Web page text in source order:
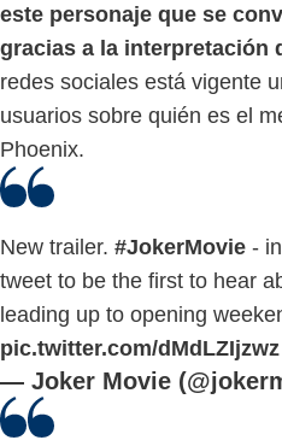
este personaje que se
gracias a la interpretación
redes sociales está vigente
usuarios sobre quién es el
Phoenix.
New trailer. #JokerMovie -
tweet to be the first to hear
leading up to opening
pic.twitter.com/dMdLZIjzwz
— Joker Movie